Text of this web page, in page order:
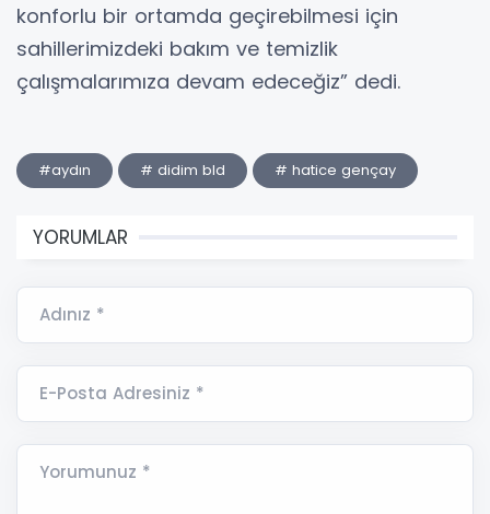
konforlu bir ortamda geçirebilmesi için
sahillerimizdeki bakım ve temizlik
çalışmalarımıza devam edeceğiz” dedi.
#aydın # didim bld # hatice gençay
YORUMLAR
Adınız *
E-Posta Adresiniz *
Yorumunuz *